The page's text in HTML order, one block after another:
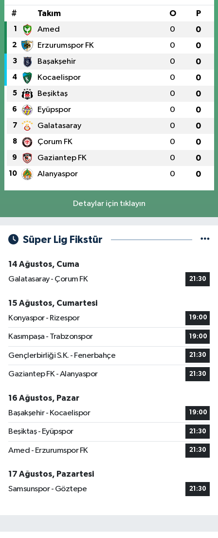
# Takım O P
1 Amed 0 0
2 Erzurumspor FK 0 0
3 Başakşehir 0 0
4 Kocaelispor 0 0
5 Beşiktaş 0 0
6 Eyüpspor 0 0
7 Galatasaray 0 0
8 Çorum FK 0 0
9 Gaziantep FK 0 0
10 Alanyaspor 0 0
Detaylar için tıklayın
Süper Lig Fikstür
14 Ağustos, Cuma
Galatasaray - Çorum FK
21:30
15 Ağustos, Cumartesi
Konyaspor - Rizespor
19:00
Kasımpaşa - Trabzonspor 19:00
Gençlerbirliği S.K. - Fenerbahçe 21:30
Gaziantep FK - Alanyaspor 21:30
16 Ağustos, Pazar
Başakşehir - Kocaelispor
19:00
Beşiktaş - Eyüpspor 21:30
Amed - Erzurumspor FK 21:30
17 Ağustos, Pazartesi
Samsunspor - Göztepe
21:30